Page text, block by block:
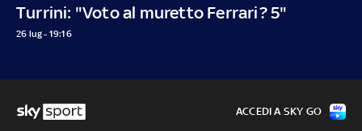
Turrini: "Voto al muretto Ferrari? 5"
26 lug - 19:16
ACCEDI A SKY GO